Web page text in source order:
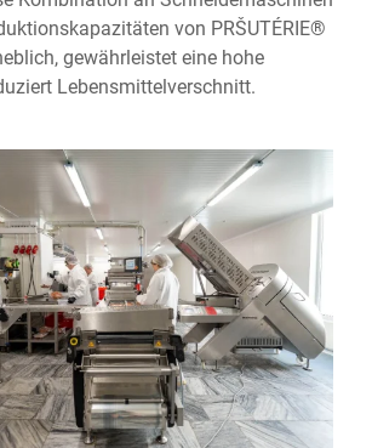
von PRŠUTÉRIE®
gewährleistet eine hohe
Lebensmittelverschnitt.